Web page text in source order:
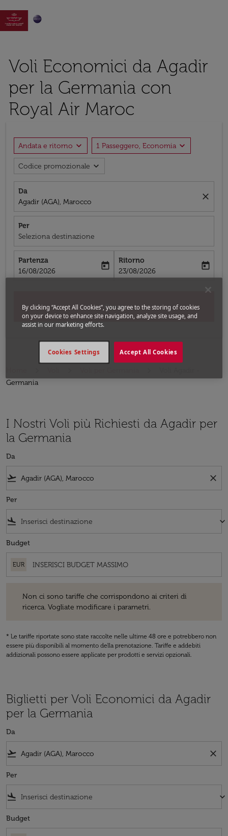

Voli Economici da Agadir
per la Germania con
Royal Air Maroc
Andata e ritorno expand_more 1 Passeggero, Economia expand_more
Codice promozionale expand_more
Da
Agadir (AGA), Marocco
close
Per
Seleziona destinazione
Partenza
fc-booking-departure-date-aria-label
16/08/2026
today
Ritorno
fc-booking-return-date-aria-label
23/08/2026
today
Cerca
Germania
I Nostri Voli più Richiesti da Agadir per
la Germania
Da
flight_takeoff close
Per
flight_land keyboard_arrow_down
Budget
EUR
Non ci sono tariffe che corrispondono ai criteri di
ricerca. Vogliate modificare i parametri.
* Le tariffe riportate sono state raccolte nelle ultime 48 ore e potrebbero non
essere più disponibili al momento della prenotazione. Tariffe e addebiti
addizionali possono essere applicate per prodotti e servizi opzionali.
Biglietti per Voli Economici da Agadir
per la Germania
Da
flight_takeoff close
Per
flight_land keyboard_arrow_down
Budget
By clicking “Accept All Cookies”, you agree to the storing of cookies
on your device to enhance site navigation, analyze site usage, and
assist in our marketing efforts.
Accept All Cookies
Cookies Settings